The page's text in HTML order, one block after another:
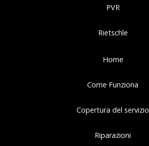
PVR
Rietschle
Home
Come Funziona
Copertura del servizio
Riparazioni